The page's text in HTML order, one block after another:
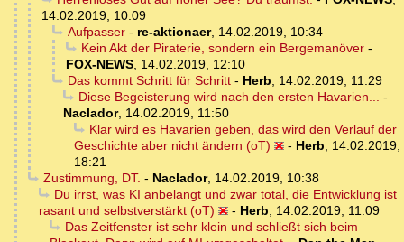
14.02.2019, 10:09
Aufpasser- re-aktionaer, 14.02.2019, 10:34
Kein Akt der Piraterie, sondern ein Bergemanöver-
FOX-NEWS, 14.02.2019, 12:10
Das kommt Schritt für Schritt- Herb, 14.02.2019, 11:29
Diese Begeisterung wird nach den ersten Havarien... -
Naclador, 14.02.2019, 11:50
Klar wird es Havarien geben, das wird den Verlauf der
Geschichte aber nicht ändern (oT)
- Herb, 14.02.2019,
18:21
Zustimmung, DT. - Naclador, 14.02.2019, 10:38
Du irrst, was KI anbelangt und zwar total, die Entwicklung ist
rasant und selbstverstärkt (oT)
- Herb, 14.02.2019, 11:09
Das Zeitfenster ist sehr klein und schließt sich beim